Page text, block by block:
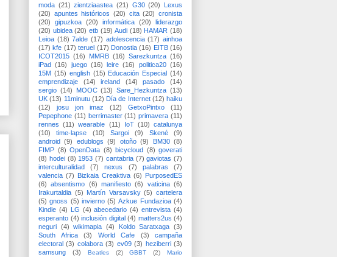
moda (21) zientziaastea (21) G30 (20)
Lexus
(20) apuntes históricos (20) cita (20) cronista
(20)
gipuzkoa (20) informática (20)
liderazgo
(20) ubidea (20) etb (19) Audi (18) HAMAR (18)
Leioa (18) 7alde (17) adolescencia (17) ainhoa
(17) kfe (17) teruel (17) Donostia (16) EITB (16)
ICOT2015 (16) MMRB (16) Sarezkuntza (16)
iPad (16) juego (16) leire (16) politica20 (16)
15M (15) english (15) Educación Especial (14)
emprendizaje
(14) ireland (14) pasado
(14)
sergio (14) MOOC (13) Sare_Hezkuntza (13)
UK (13) 11minutu (12) Día de Internet (12) haiku
(12)
josu jon imaz (12) GetxoPintxo
(11)
Pepephone (11) berrimaster (11) primavera (11)
rennes (11) wearable (11) IoT (10) catalunya
(10)
time-lapse (10) Sargoi (9) Skené
(9)
android (9) edublogs (9) otoño (9) BM30 (8)
FIMP (8) OpenData (8) bicycloud (8) goverati
(8) hodei (8) 1953 (7) cantabria (7) gaviotas (7)
interculturalidad
(7) nexus (7) palabras
(7)
valencia (7) Bizkaia Creaktiva (6) PurposedES
(6)
absentismo (6) manifiesto (6) vaticina (6)
Irakurtaldia (5) Martín Varsavsky (5) cartelera
(5) gnoss (5) invierno (5) Azkue Fundazioa (4)
Kindle (4) LG (4) abecedario (4) entrevista (4)
esperanto (4) inclusión digital (4) matters2us (4)
neguri (4) wikimapia (4) Koldo Saratxaga (3)
South Africa
(3) World Cafe (3)
campaña
electoral (3) colabora (3) ev09 (3) heziberri (3)
samsung
(3) Beatles (2) GBBT (2)
Mario